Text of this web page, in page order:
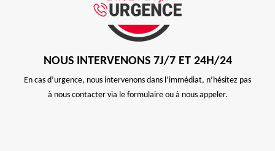
NOUS INTERVENONS 7J/7 ET 24H/24
En cas d’urgence, nous intervenons dans l’immédiat, n’hésitez pas
à nous contacter via le formulaire ou à nous appeler.